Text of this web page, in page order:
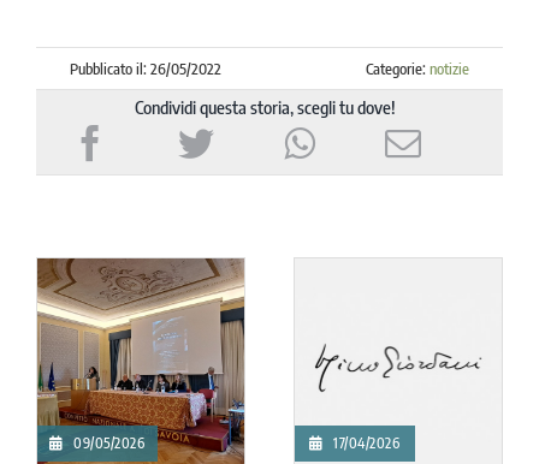
Pubblicato il: 26/05/2022 Categorie:notizie
Condividi questa storia, scegli tu dove!
09/05/2026 17/04/2026